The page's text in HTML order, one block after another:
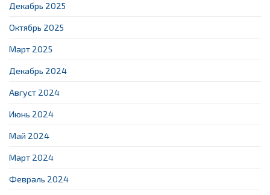
Декабрь 2025
Октябрь 2025
Март 2025
Декабрь 2024
Август 2024
Июнь 2024
Май 2024
Март 2024
Февраль 2024